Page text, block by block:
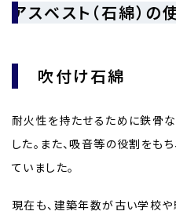
アスベスト（石綿）の
吹付け石綿
耐火性を持たせるために鉄骨
した。また、吸音等の役割をも
ていました。
現在も、建築年数が古い学校